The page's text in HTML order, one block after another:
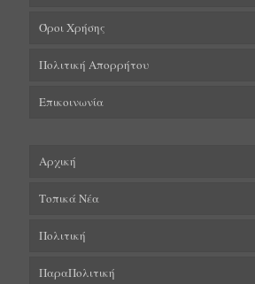
Όροι Χρήσης
Πολιτική Απορρήτου
Επικοινωνία
Αρχική
Τοπικά Νέα
Πολιτική
ΠαραΠολιτική